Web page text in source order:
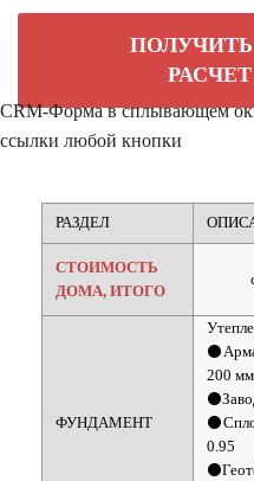
CRM-Форма в сплывающем
ссылки любой кнопки
РАЗДЕЛ
СТОИМОСТЬ
ДОМА, ИТОГО
ФУНДАМЕНТ
200 мм
0.95